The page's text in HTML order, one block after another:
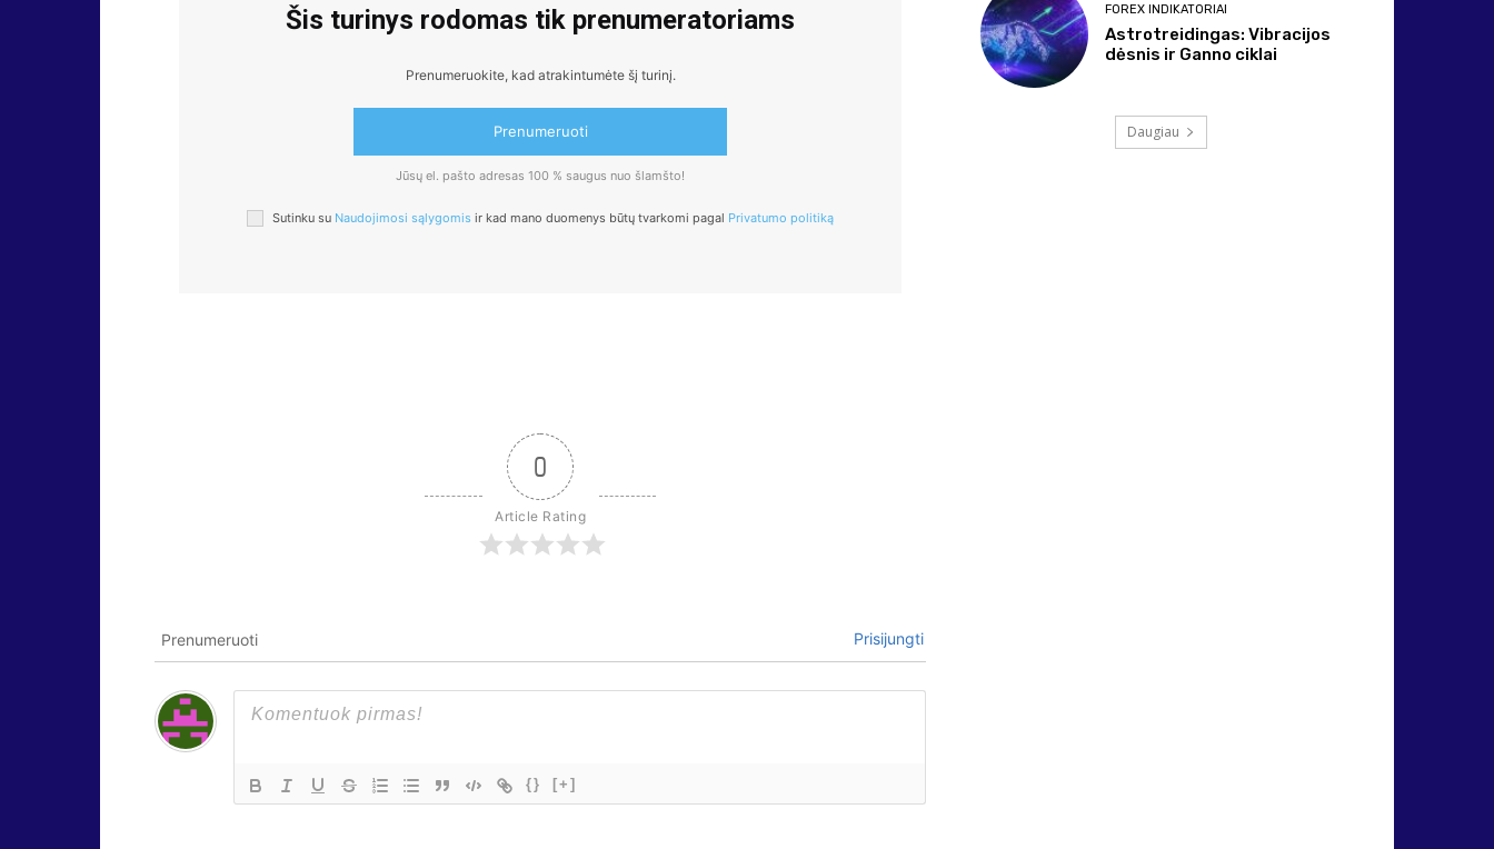
Šis turinys rodomas tik prenumeratoriams
Prenumeruokite, kad atrakintumėte šį turinį.
Prenumeruoti
Jūsų el. pašto adresas 100 % saugus nuo šlamšto!
Sutinku su Naudojimosi sąlygomis ir kad mano duomenys būtų tvarkomi pagal Privatumo politiką
0
Article Rating
Prenumeruoti Prisijungti
{} [+]
FOREX INDIKATORIAI
Astrotreidingas: Vibracijos
dėsnis ir Ganno ciklai
Daugiau